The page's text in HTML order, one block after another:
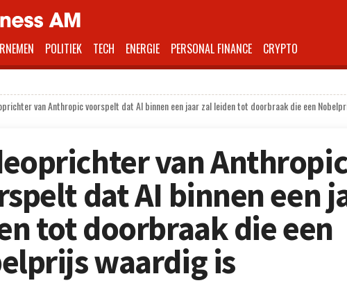
POLITIEK TECH ENERGIE PERSONAL FINANCE CRYPTO
van Anthropic voorspelt dat AI binnen een jaar zal leiden tot doorbraak die een
van
dat AI binnen een
tot doorbraak die een
waardig is